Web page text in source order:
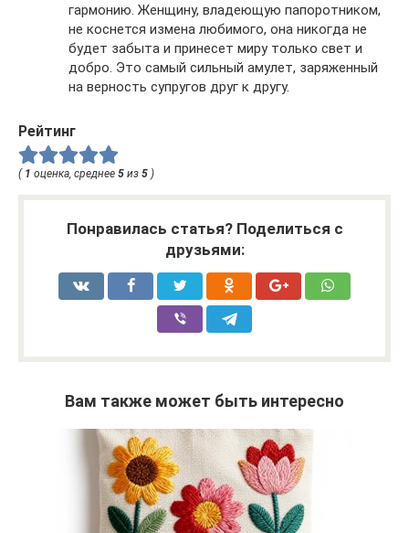
гармонию. Женщину, владеющую папоротником,
не коснется измена любимого, она никогда не
будет забыта и принесет миру только свет и
добро. Это самый сильный амулет, заряженный
на верность супругов друг к другу.
Рейтинг
( 1 оценка, среднее 5 из 5 )
Понравилась статья? Поделиться с
друзьями:
Вам также может быть интересно